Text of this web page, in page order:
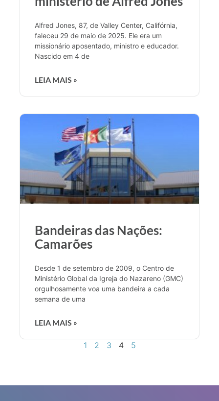
Alfred Jones, 87, de Valley Center, Califórnia,
faleceu 29 de maio de 2025. Ele era um
missionário aposentado, ministro e educador.
Nascido em 4 de
LEIA MAIS »
Bandeiras das Nações:
Camarões
Desde 1 de setembro de 2009, o Centro de
Ministério Global da Igreja do Nazareno (GMC)
orgulhosamente voa uma bandeira a cada
semana de uma
LEIA MAIS »
1 2 3 4 5